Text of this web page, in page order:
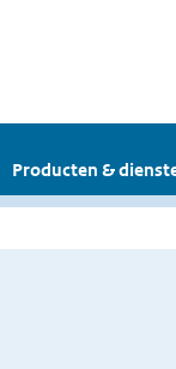
Producten &